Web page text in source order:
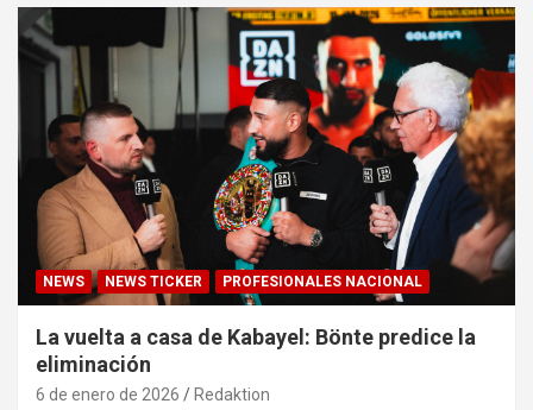
NEWS NEWS TICKER PROFESIONALES NACIONAL
La vuelta a casa de Kabayel: Bönte predice la
eliminación
6 de enero de 2026 Redaktion